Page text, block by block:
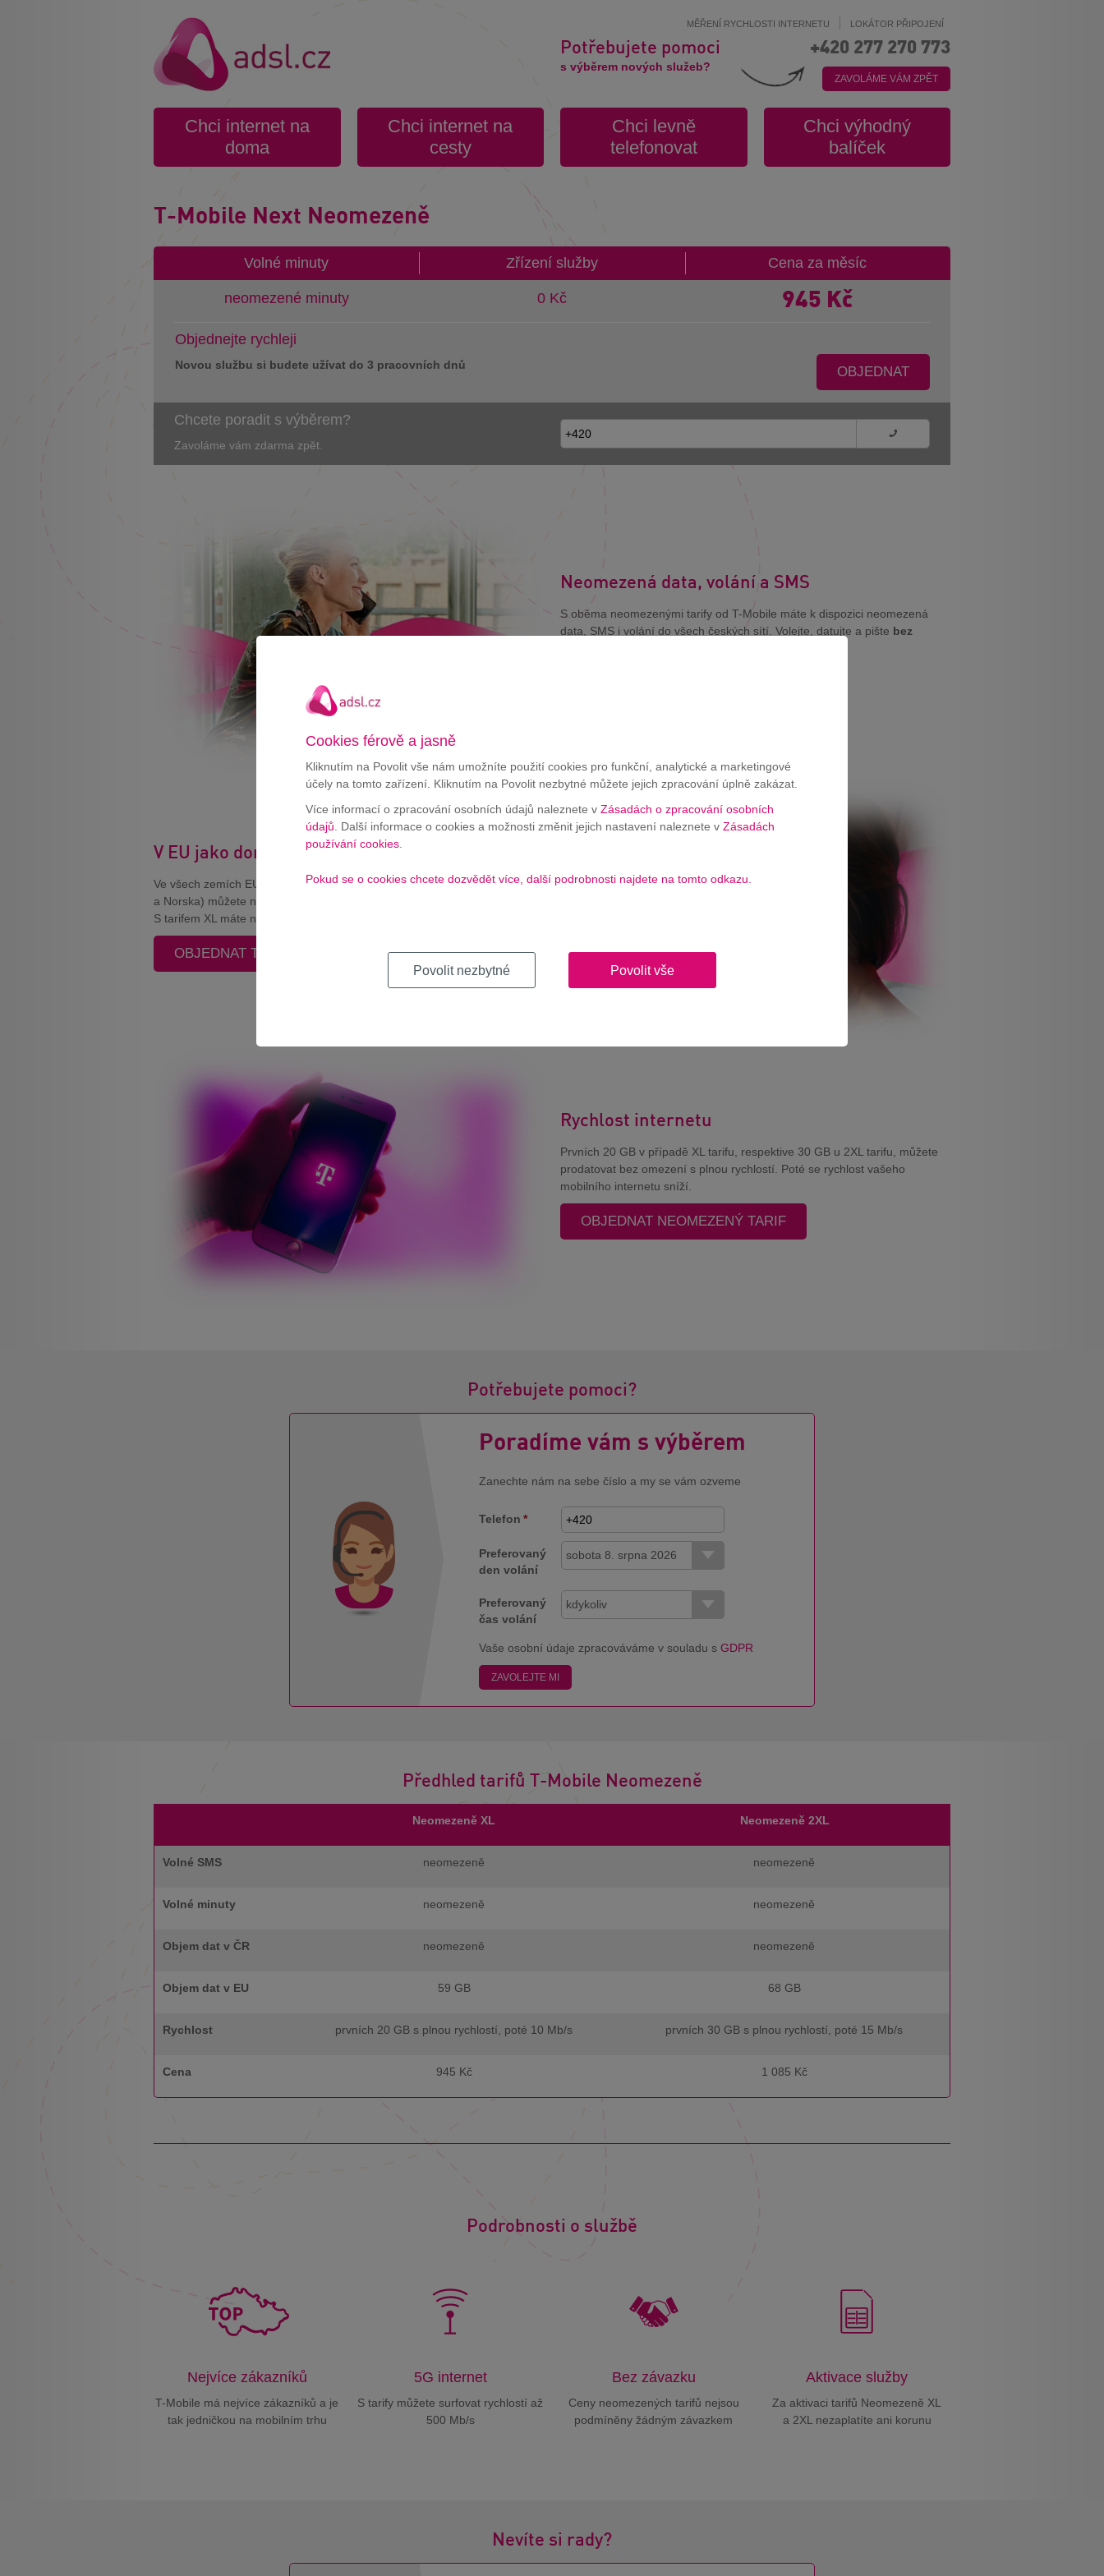
MĚŘENÍ RYCHLOSTI INTERNETU LOKÁTOR PŘIPOJENÍ
Potřebujete pomoci
s výběrem nových služeb?
+420 277 270 773
ZAVOLÁME VÁM ZPĚT
Chci internet na
doma
Chci internet na
cesty
Chci levně
telefonovat
Chci výhodný
balíček
T-Mobile Next Neomezeně
Volné minuty
neomezené minuty
Zřízení služby
0 Kč
Cena za měsíc
945 Kč
Objednejte rychleji
Novou službu si budete užívat do 3 pracovních dnů OBJEDNAT
Chcete poradit s výběrem?
Zavoláme vám zdarma zpět.
Neomezená data, volání a SMS
S oběma neomezenými tarify od T-Mobile máte k dispozici neomezená
data, SMS i volání do všech českých sítí. Volejte, datujte a pište bez
V EU jako doma
Ve všech zemích EU (včetně Velké Británie, Islandu, Lichtenštejnska
a Norska) můžete neomezeně volat i psát SMS
S tarifem XL máte navíc k dispozici 59 GB dat a s balíčkem 2XL pak 68 GB.
OBJEDNAT TARIF T-MOBILE NEOMEZENĚ
Rychlost internetu
Prvních 20 GB v případě XL tarifu, respektive 30 GB u 2XL tarifu, můžete
prodatovat bez omezení s plnou rychlostí. Poté se rychlost vašeho
mobilního internetu sníží.
OBJEDNAT NEOMEZENÝ TARIF
Potřebujete pomoci?
Poradíme vám s výběrem
Zanechte nám na sebe číslo a my se vám ozveme
Telefon *
Preferovaný
den volání
sobota 8. srpna 2026
Preferovaný
čas volání
kdykoliv
Vaše osobní údaje zpracováváme v souladu s GDPR
ZAVOLEJTE MI
Předhled tarifů T-Mobile Neomezeně
Neomezeně XL Neomezeně 2XL
Volné SMS neomezeně neomezeně
Volné minuty neomezeně neomezeně
Objem dat v ČR neomezeně neomezeně
Objem dat v EU 59 GB 68 GB
Rychlost prvních 20 GB s plnou rychlostí, poté 10 Mb/s prvních 30 GB s plnou rychlostí, poté 15 Mb/s
Cena 945 Kč 1 085 Kč
Podrobnosti o službě
Nejvíce zákazníků
T-Mobile má nejvíce zákazníků a je
tak jedničkou na mobilním trhu
5G internet
S tarify můžete surfovat rychlostí až
500 Mb/s
Bez závazku
Ceny neomezených tarifů nejsou
podmíněny žádným závazkem
Aktivace služby
Za aktivaci tarifů Neomezeně XL
a 2XL nezaplatíte ani korunu
Nevíte si rady?
Cookies férově a jasně
Kliknutím na Povolit vše nám umožníte použití cookies pro funkční, analytické a marketingové
účely na tomto zařízení. Kliknutím na Povolit nezbytné můžete jejich zpracování úplně zakázat.
Více informací o zpracování osobních údajů naleznete v Zásadách o zpracování osobních
údajů. Další informace o cookies a možnosti změnit jejich nastavení naleznete v Zásadách
používání cookies.
Pokud se o cookies chcete dozvědět více, další podrobnosti najdete na tomto odkazu.
Povolit nezbytné Povolit vše